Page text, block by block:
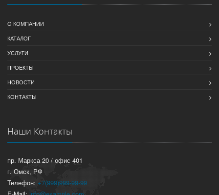
О КОМПАНИИ
КАТАЛОГ
УСЛУГИ
ПРОЕКТЫ
НОВОСТИ
КОНТАКТЫ
Наши Контакты
пр. Маркса 20 / офис 401
г. Омск, РФ
Телефон: +7(999)999-99-99